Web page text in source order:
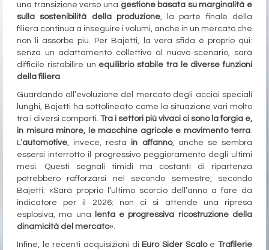
una transizione verso una gestione basata su marginalità e
sulla sostenibilità della produzione, la parte finale della
filiera continua a inseguire i volumi, anche in un mercato che
non li assorbe più. Per Bajetti, la vera sfida è proprio qui:
senza un adattamento collettivo al nuovo scenario, sarà
difficile ristabilire un equilibrio stabile tra le diverse funzioni
della filiera.
Guardando all’evoluzione del mercato degli acciai speciali
lunghi, Bajetti ha sottolineato come la situazione vari molto
tra i diversi comparti. Tra i settori più vivaci ci sono la forgia e,
in misura minore, le macchine agricole e movimento terra.
L’automotive, invece, resta in affanno, anche se sembra
essersi interrotto il progressivo peggioramento degli ultimi
mesi. Questi segnali timidi ma costanti di ripartenza
potrebbero rafforzarsi nel secondo semestre, secondo
Bajetti: «Sarà proprio l’ultimo scorcio dell’anno a fare da
indicatore per il 2026: non ci si attende una ripresa
esplosiva, ma una
lenta e progressiva ricostruzione della
dinamicità del mercato».
Infine, le recenti acquisizioni di Euro Sider ScaloeTrafilerie